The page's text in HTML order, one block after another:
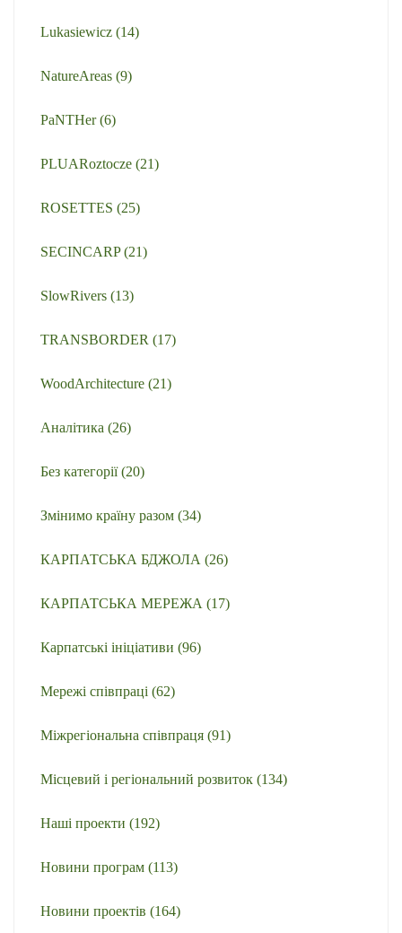
Lukasiewicz (14)
NatureAreas (9)
PaNTHer(6)
PLUARoztocze (21)
ROSETTES (25)
SECINCARP(21)
SlowRivers (13)
TRANSBORDER (17)
WoodArchitecture (21)
Аналітика (26)
Без категорії(20)
Змінимо країну разом (34)
КАРПАТСЬКА БДЖОЛА (26)
КАРПАТСЬКА МЕРЕЖА (17)
Карпатські ініціативи (96)
Мережі співпраці (62)
Міжрегіональна співпраця (91)
Місцевий і регіональний розвиток (134)
Наші проекти (192)
Новини програм (113)
Новини проектів (164)